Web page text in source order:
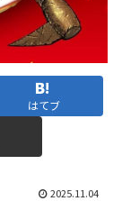
はてブ
2025.11.04